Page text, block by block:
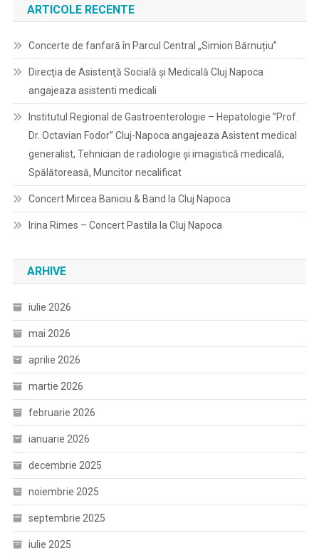
ARTICOLE RECENTE
Concerte de fanfară în Parcul Central „Simion Bărnuțiu”
Direcţia de Asistenţă Socială şi Medicală Cluj Napoca
angajeaza asistenti medicali
Institutul Regional de Gastroenterologie – Hepatologie ”Prof.
Dr. Octavian Fodor” Cluj-Napoca angajeaza Asistent medical
generalist, Tehnician de radiologie și imagistică medicală,
Spălătoreasă, Muncitor necalificat
Concert Mircea Baniciu & Band la Cluj Napoca
Irina Rimes – Concert Pastila la Cluj Napoca
ARHIVE
iulie 2026
mai 2026
aprilie 2026
martie 2026
februarie 2026
ianuarie 2026
decembrie 2025
noiembrie 2025
septembrie 2025
iulie 2025